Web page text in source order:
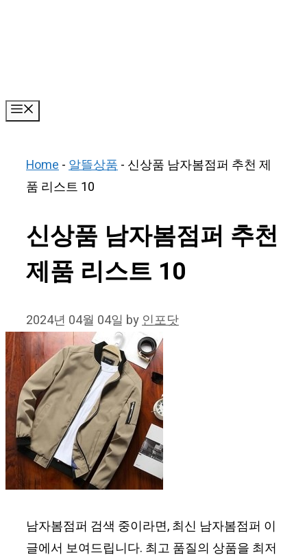
Home-알뜰상품- 신상품 남자봄점퍼 추천 제
품 리스트 10
신상품 남자봄점퍼 추천
제품 리스트 10
2024년 04월 04일 by인포닷
남자봄점퍼 검색 중이라면, 최신 남자봄점퍼 이
글에서 보여드립니다. 최고 품질의 상품을 최저